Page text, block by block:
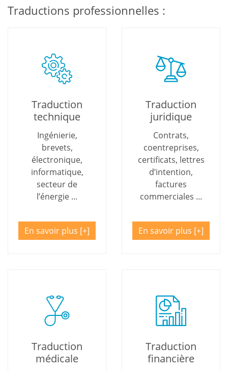
Traductions professionnelles :
Traduction
technique
Ingénierie,
brevets,
électronique,
informatique,
secteur de
l’énergie ...
En savoir plus
Traduction
juridique
Contrats,
coentreprises,
certificats, lettres
d’intention,
factures
commerciales ...
En savoir plus
Traduction
médicale
Traduction
financière